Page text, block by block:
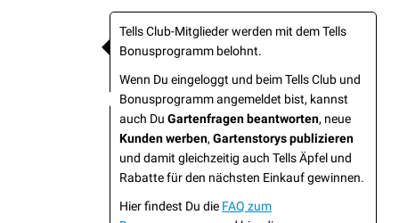
Tells Club-Mitglieder werden mit dem Tells
Bonusprogramm belohnt.
Wenn Du eingeloggt und beim Tells Club und
Bonusprogramm angemeldet bist, kannst
auch Du Gartenfragen beantworten, neue
Kunden werben, Gartenstorys publizieren
und damit gleichzeitig auch Tells Äpfel und
Rabatte für den nächsten Einkauf gewinnen.
Hier findest Du die FAQ zum